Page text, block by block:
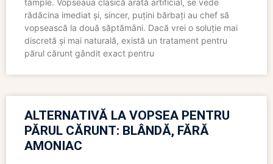
tâmple. Vopseaua clasică arată artificial, se vede
rădăcina imediat și, sincer, puțini bărbați au chef să
vopsească la două săptămâni. Dacă vrei o soluție mai
discretă și mai naturală, există un tratament pentru
părul cărunt gândit exact pentru
ALTERNATIVĂ LA VOPSEA PENTRU
PĂRUL CĂRUNT: BLÂNDĂ, FĂRĂ
AMONIAC